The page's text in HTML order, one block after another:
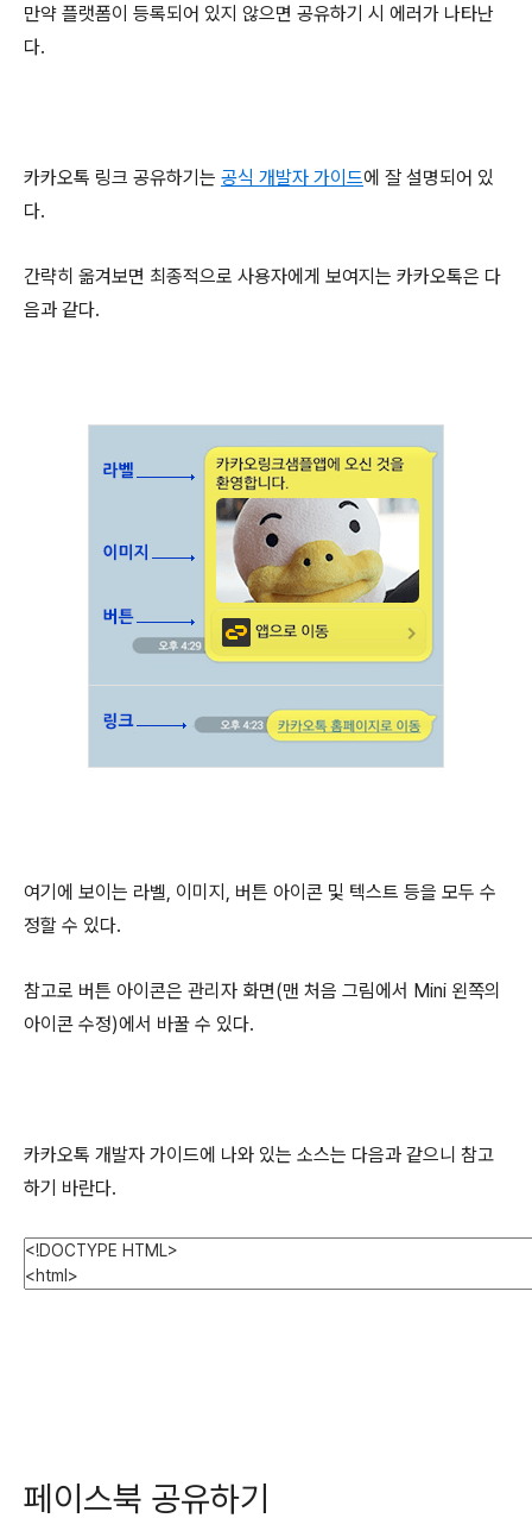
만약 플랫폼이 등록되어 있지 않으면 공유하기 시 에러가 나타난
다.
카카오톡 링크 공유하기는 공식 개발자 가이드에 잘 설명되어 있
다.
간략히 옮겨보면 최종적으로 사용자에게 보여지는 카카오톡은 다
음과 같다.
여기에 보이는 라벨, 이미지, 버튼 아이콘 및 텍스트 등을 모두 수
정할 수 있다.
참고로 버튼 아이콘은 관리자 화면(맨 처음 그림에서 Mini 왼쪽의
아이콘 수정)에서 바꿀 수 있다.
카카오톡 개발자 가이드에 나와 있는 소스는 다음과 같으니 참고
하기 바란다.
페이스북 공유하기